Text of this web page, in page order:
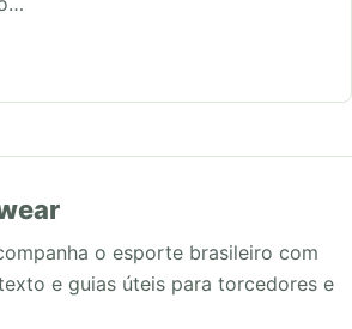
o esporte brasileiro com
e guias úteis para torcedores e